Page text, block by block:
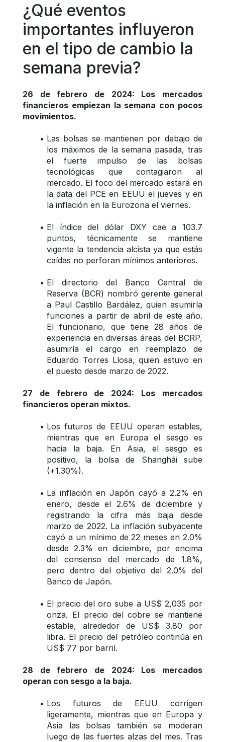
¿Qué eventos
importantes influyeron
en el tipo de cambio la
semana previa?
26 de febrero de 2024: Los mercados
financieros empiezan la semana con pocos
movimientos.
Las bolsas se mantienen por debajo de
los máximos de la semana pasada, tras
el fuerte impulso de las bolsas
tecnológicas que contagiaron al
mercado. El foco del mercado estará en
la data del PCE en EEUU el jueves y en
la inflación en la Eurozona el viernes.
El índice del dólar DXY cae a 103.7
puntos, técnicamente se mantiene
vigente la tendencia alcista ya que estás
caídas no perforan mínimos anteriores.
El directorio del Banco Central de
Reserva (BCR) nombró gerente general
a Paul Castillo Bardález, quien asumiría
funciones a partir de abril de este año.
El funcionario, que tiene 28 años de
experiencia en diversas áreas del BCRP,
asumiría el cargo en reemplazo de
Eduardo Torres Llosa, quien estuvo en
el puesto desde marzo de 2022.
27 de febrero de 2024: Los mercados
financieros operan mixtos.
Los futuros de EEUU operan estables,
mientras que en Europa el sesgo es
hacia la baja. En Asia, el sesgo es
positivo, la bolsa de Shanghái sube
(+1.30%).
La inflación en Japón cayó a 2.2% en
enero, desde el 2.6% de diciembre y
registrando la cifra más baja desde
marzo de 2022. La inflación subyacente
cayó a un mínimo de 22 meses en 2.0%
desde 2.3% en diciembre, por encima
del consenso del mercado de 1.8%,
pero dentro del objetivo del 2.0% del
Banco de Japón.
El precio del oro sube a US$ 2,035 por
onza. El precio del cobre se mantiene
estable, alrededor de US$ 3.80 por
libra. El precio del petróleo continúa en
US$ 77 por barril.
28 de febrero de 2024: Los mercados
operan con sesgo a la baja.
Los futuros de EEUU corrigen
ligeramente, mientras que en Europa y
Asia las bolsas también se moderan
luego de las fuertes alzas del mes. Tras